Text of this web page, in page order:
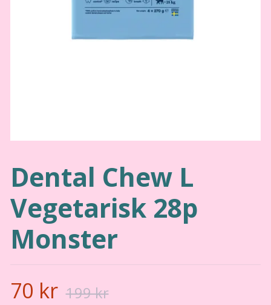
Dental Chew L
Vegetarisk 28p
Monster
70 kr 199 kr